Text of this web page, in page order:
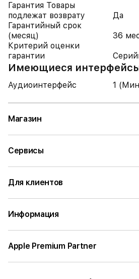
Гарантия Товары
подлежат возврату
Да
Гарантийный срок
(месяц)
36
Критерий оценки
гарантии
Имеющиеся
Аудиоинтерфейс 1
Магазин
Сервисы
Для клиентов
Информация
Apple Premium Partner